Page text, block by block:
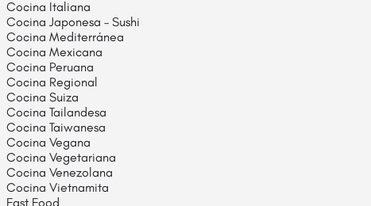
Cocina Italiana
Cocina Japonesa – Sushi
Cocina Mediterránea
Cocina Mexicana
Cocina Peruana
Cocina Regional
Cocina Suiza
Cocina Tailandesa
Cocina Taiwanesa
Cocina Vegana
Cocina Vegetariana
Cocina Venezolana
Cocina Vietnamita
Fast Food